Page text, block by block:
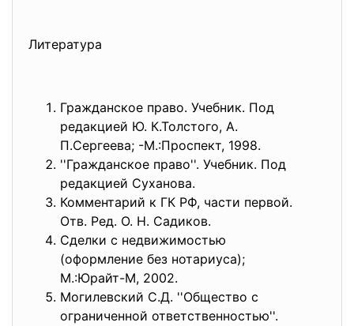
Литература
Гражданское право. Учебник. Под
редакцией Ю. К.Толстого, А.
П.Сергеева; -М.:Проспект, 1998.
''Гражданское право''. Учебник. Под
редакцией Суханова.
Комментарий к ГК РФ, части первой.
Отв. Ред. О. Н. Садиков.
Сделки с недвижимостью
(оформление без нотариуса);
М.:Юрайт-М, 2002.
Могилевский С.Д. ''Общество с
ограниченной ответственностью''.